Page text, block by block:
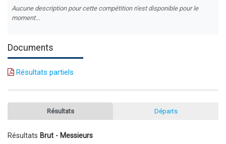
Aucune description pour cette compétition n'est disponible pour le
moment...
Documents
Résultats partiels
Résultats Départs
Résultats Brut - Messieurs